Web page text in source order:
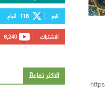
118 أتباع تابع
6,240 الاشتراك
الاكثر تفاعلاً